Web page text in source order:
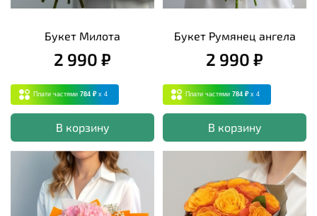
Букет Милота
2 990 ₽
Плати частями 784 ₽ x 4
В корзину
Букет Румянец ангела
2 990 ₽
Плати частями 784 ₽ x 4
В корзину